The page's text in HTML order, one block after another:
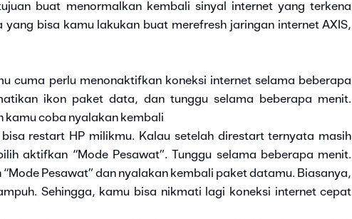
buat menormalkan kembali sinyal internet yang terkena
yang bisa kamu lakukan buat merefresh jaringan internet AXIS,
cuma perlu menonaktifkan koneksi internet selama beberapa
ikon paket data, dan tunggu selama beberapa menit.
kamu coba nyalakan kembali
restart HP milikmu. Kalau setelah direstart ternyata masih
aktifkan “Mode Pesawat”. Tunggu selama beberapa menit.
Pesawat” dan nyalakan kembali paket datamu. Biasanya,
Sehingga, kamu bisa nikmati lagi koneksi internet cepat